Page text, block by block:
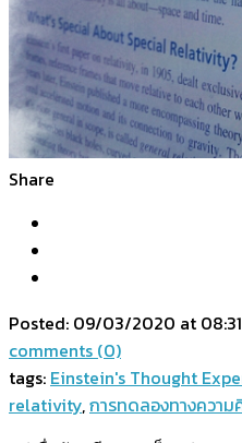
Share
Posted: 09/03/2020 at
comments (0)
tags: Einstein's Thought
relativity,การทดลองทางควา